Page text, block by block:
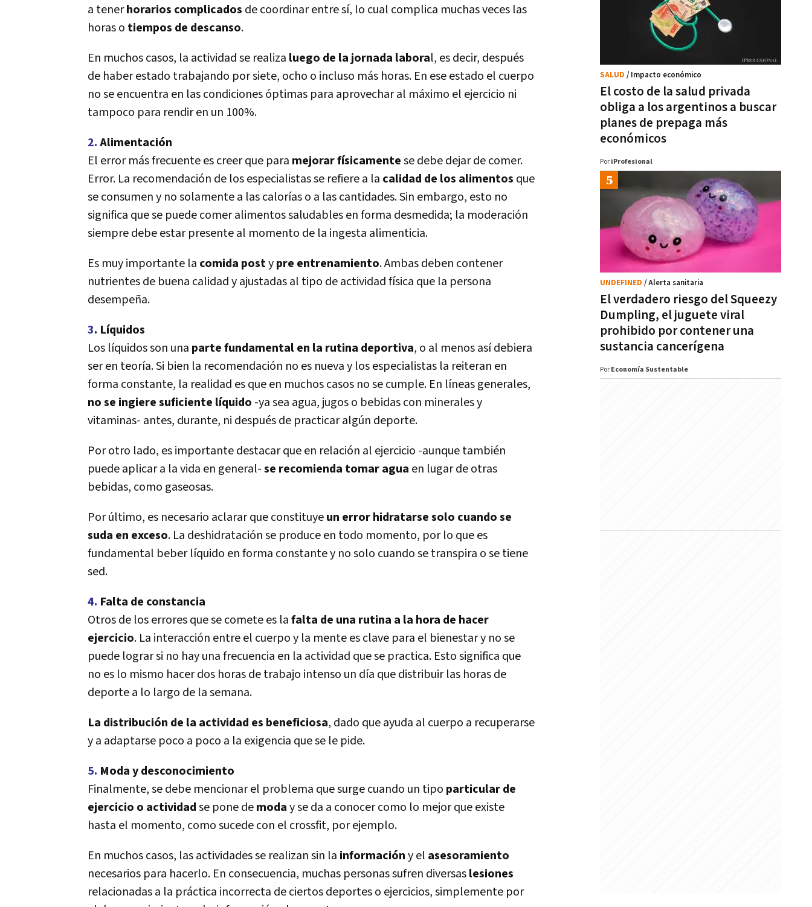
a tenerhorarios complicados de coordinar entre sí­, lo cual complica muchas veces las
horas o tiempos de descanso.
En muchos casos, la actividad se realiza luego de la jornada laboral, es decir, después
de haber estado trabajando por siete, ocho o incluso más horas. En ese estado el cuerpo
no se encuentra en las condiciones óptimas para aprovechar al máximo el ejercicio ni
tampoco para rendir en un 100%.
2.Alimentación
El error más frecuente es creer que para mejorar fí­sicamentese debe dejar de comer.
Error. La recomendación de los especialistas se refiere a la calidad de los alimentos que
se consumen y no solamente a las calorí­as o a las cantidades. Sin embargo, esto no
significa que se puede comer alimentos saludables en forma desmedida; la moderación
siempre debe estar presente al momento de la ingesta alimenticia.
Es muy importante la comida postypre entrenamiento. Ambas deben contener
nutrientes de buena calidad y ajustadas al tipo de actividad fí­sica que la persona
desempeña.
3. Lí­quidos
Los lí­quidos son una parte fundamental en la rutina deportiva, o al menos así­ debiera
ser en teorí­a. Si bien la recomendación no es nueva y los especialistas la reiteran en
forma constante, la realidad es que en muchos casos no se cumple. En lí­neas generales,
no se ingiere suficiente lí­quido -ya sea agua, jugos o bebidas con minerales y
vitaminas- antes, durante, ni después de practicar algún deporte.
Por otro lado, es importante destacar que en relación al ejercicio -aunque también
puede aplicar a la vida en general-se recomienda tomar agua en lugar de otras
bebidas, como gaseosas.
Por último, es necesario aclarar que constituyeun error hidratarse solo cuando se
suda en exceso. La deshidratación se produce en todo momento, por lo que es
fundamental beber lí­quido en forma constante y no solo cuando se transpira o se tiene
sed.
4. Falta de constancia
Otros de los errores que se comete es lafalta de una rutina a la hora de hacer
ejercicio. La interacción entre el cuerpo y la mente es clave para el bienestar y no se
puede lograr si no hay una frecuencia en la actividad que se practica. Esto significa que
no es lo mismo hacer dos horas de trabajo intenso un dí­a que distribuir las horas de
deporte a lo largo de la semana.
La distribución de la actividad es beneficiosa, dado que ayuda al cuerpo a recuperarse
y a adaptarse poco a poco a la exigencia que se le pide.
5. Moda y desconocimiento
Finalmente, se debe mencionar el problema que surge cuando un tipo particular de
ejercicio o actividadse pone demoday se da a conocer como lo mejor que existe
hasta el momento, como sucede con el crossfit, por ejemplo.
En muchos casos, las actividades se realizan sin la informacióny el asesoramiento
necesarios para hacerlo. En consecuencia, muchas personas sufren diversaslesiones
relacionadas a la práctica incorrecta de ciertos deportes o ejercicios, simplemente por
El costo de la salud privada
obliga a los argentinos a buscar
planes de prepaga más
económicos
SALUD / Impacto económico
Por iProfesional
El verdadero riesgo del Squeezy
Dumpling, el juguete viral
prohibido por contener una
sustancia cancerígena
UNDEFINED / Alerta sanitaria
Por Economía Sustentable